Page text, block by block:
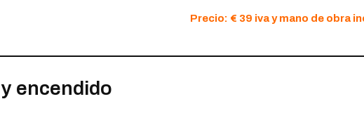
Precio: € 39 iva y mano de obra
encendido